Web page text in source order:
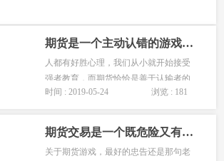
期货是一个主动认错的游戏「要善于认输」
人都有好胜心理，我们从小就开始接受
强者教育，而期货恰恰是善于认输者的
金钱游戏，进场亏损时一旦不服输，就
时间 : 2019-05-24 浏览 : 181
期货交易是一个既危险又有趣的游戏「期货游戏的魅力」
关于期货游戏，最好的忠告还是那句老